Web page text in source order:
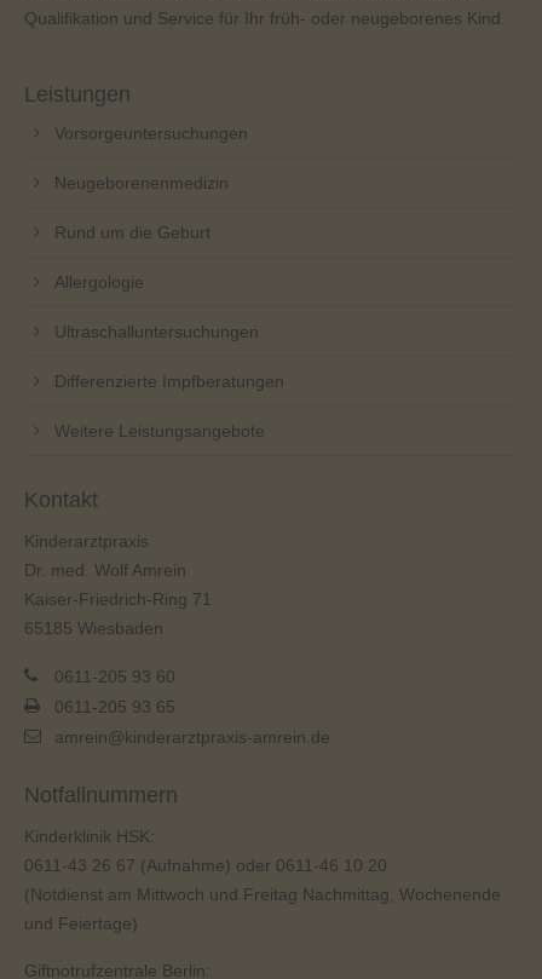
Qualifikation und Service für Ihr früh- oder neugeborenes Kind.
Leistungen
Vorsorgeuntersuchungen
Neugeborenenmedizin
Rund um die Geburt
Allergologie
Ultraschalluntersuchungen
Differenzierte Impfberatungen
Weitere Leistungsangebote
Kontakt
Kinderarztpraxis
Dr. med. Wolf Amrein
Kaiser-Friedrich-Ring 71
65185 Wiesbaden
0611-205 93 60
0611-205 93 65
amrein@kinderarztpraxis-amrein.de
Notfallnummern
Kinderklinik HSK:
0611-43 26 67 (Aufnahme) oder 0611-46 10 20
(Notdienst am Mittwoch und Freitag Nachmittag, Wochenende
und Feiertage)
Giftnotrufzentrale Berlin: